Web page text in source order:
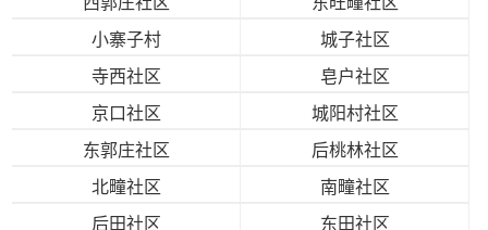
小寨子村
城子社区
寺西社区
皂户社区
京口社区
城阳村社区
东郭庄社区
后桃林社区
北疃社区
南疃社区
后田社区
东田社区